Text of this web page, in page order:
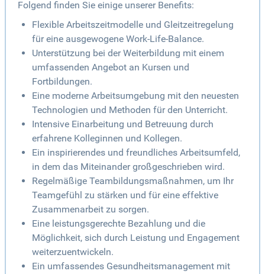
Folgend finden Sie einige unserer Benefits:
Flexible Arbeitszeitmodelle und Gleitzeitregelung
für eine ausgewogene Work-Life-Balance.
Unterstützung bei der Weiterbildung mit einem
umfassenden Angebot an Kursen und
Fortbildungen.
Eine moderne Arbeitsumgebung mit den neuesten
Technologien und Methoden für den Unterricht.
Intensive Einarbeitung und Betreuung durch
erfahrene Kolleginnen und Kollegen.
Ein inspirierendes und freundliches Arbeitsumfeld,
in dem das Miteinander großgeschrieben wird.
Regelmäßige Teambildungsmaßnahmen, um Ihr
Teamgefühl zu stärken und für eine effektive
Zusammenarbeit zu sorgen.
Eine leistungsgerechte Bezahlung und die
Möglichkeit, sich durch Leistung und Engagement
weiterzuentwickeln.
Ein umfassendes Gesundheitsmanagement mit